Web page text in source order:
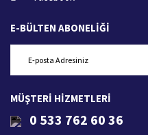
E-BÜLTEN ABONELİĞİ
MÜŞTERİ HİZMETLERİ
0 533 762 60 36